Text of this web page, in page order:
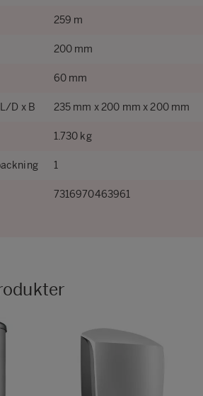
259 m
200 mm
60 mm
D x B 235 mm x 200 mm x 200 mm
1.730 kg
1
7316970463961